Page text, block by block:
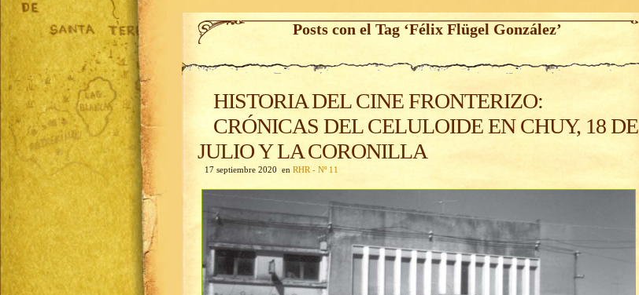
Posts con el Tag ‘Félix Flügel González’
HISTORIA DEL CINE FRONTERIZO:
CRÓNICAS DEL CELULOIDE EN CHUY, 18 DE
JULIO Y LA CORONILLA
17 septiembre 2020 en RHR - Nº 11